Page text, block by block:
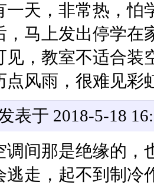
一天，非常热，怕
，马上发出停学在
见，教室不适合装
点风雨，很难见彩
表于 2018-5-18
调间那是绝缘的，
逃走，起不到制冷